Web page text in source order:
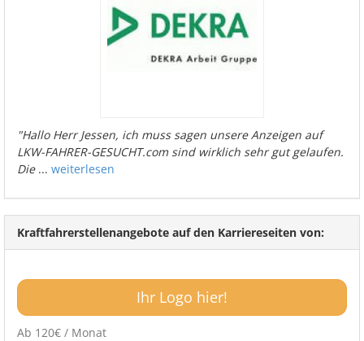
"Hallo Herr Jessen, ich muss sagen unsere Anzeigen auf
LKW-FAHRER-GESUCHT.com sind wirklich sehr gut gelaufen.
Die... weiterlesen
Kraftfahrerstellenangebote auf den Karriereseiten von:
Ihr Logo hier!
Ab 120€ / Monat